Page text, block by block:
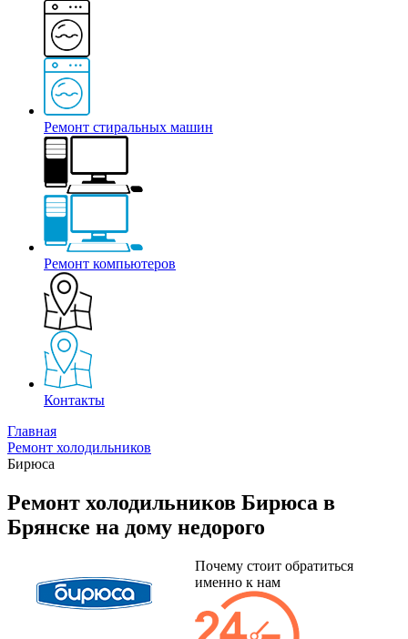
Ремонт стиральных машин
Ремонт компьютеров
Контакты
Главная
Ремонт холодильников
Бирюса
Ремонт холодильников Бирюса в
Брянске на дому недорого
Почему стоит обратиться
именно к нам